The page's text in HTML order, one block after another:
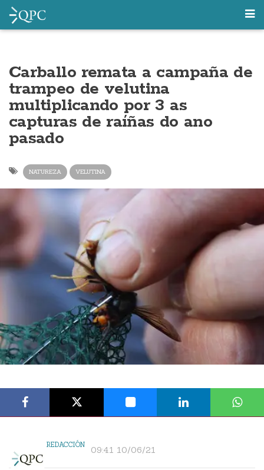
Carballo remata a campaña de
trampeo de velutina
multiplicando por 3 as
capturas de raíñas do ano
pasado
NATUREZA VELUTINA
REDACCIÓN 09:41 10/06/21